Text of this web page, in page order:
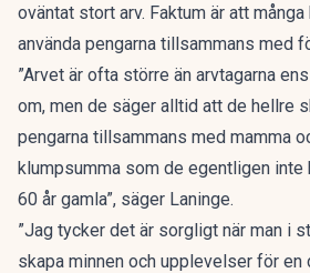
oväntat stort arv. Faktum är att
använda pengarna tillsammans med
”Arvet är ofta större än arvtagarna
om, men de säger alltid att de hellre
pengarna tillsammans med mamma
klumpsumma som de egentligen inte
60 år gamla”, säger Laninge.
”Jag tycker det är sorgligt när man i
skapa minnen och upplevelser för en